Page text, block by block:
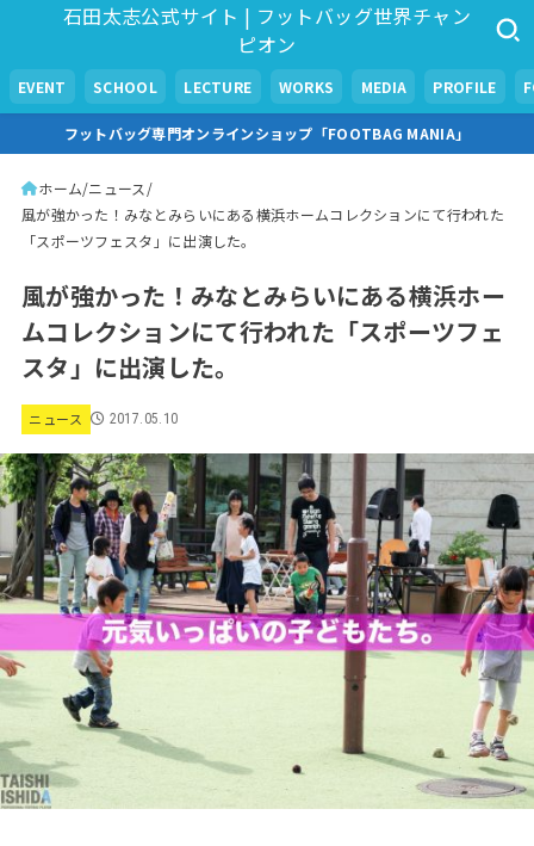
石田太志公式サイト | フットバッグ世界チャン
ピオン
EVENT SCHOOL LECTURE WORKS MEDIA PROFILE
フットバッグ専門オンラインショップ「FOOTBAG MANIA」
ホーム ニュース
風が強かった！みなとみらいにある横浜ホームコレクションにて行われた
「スポーツフェスタ」に出演した。
風が強かった！みなとみらいにある横浜ホー
ムコレクションにて行われた「スポーツフェ
スタ」に出演した。
ニュース 2017.05.10